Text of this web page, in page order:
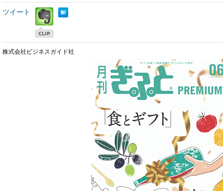
ツイート
株式会社ビジネスガイド社